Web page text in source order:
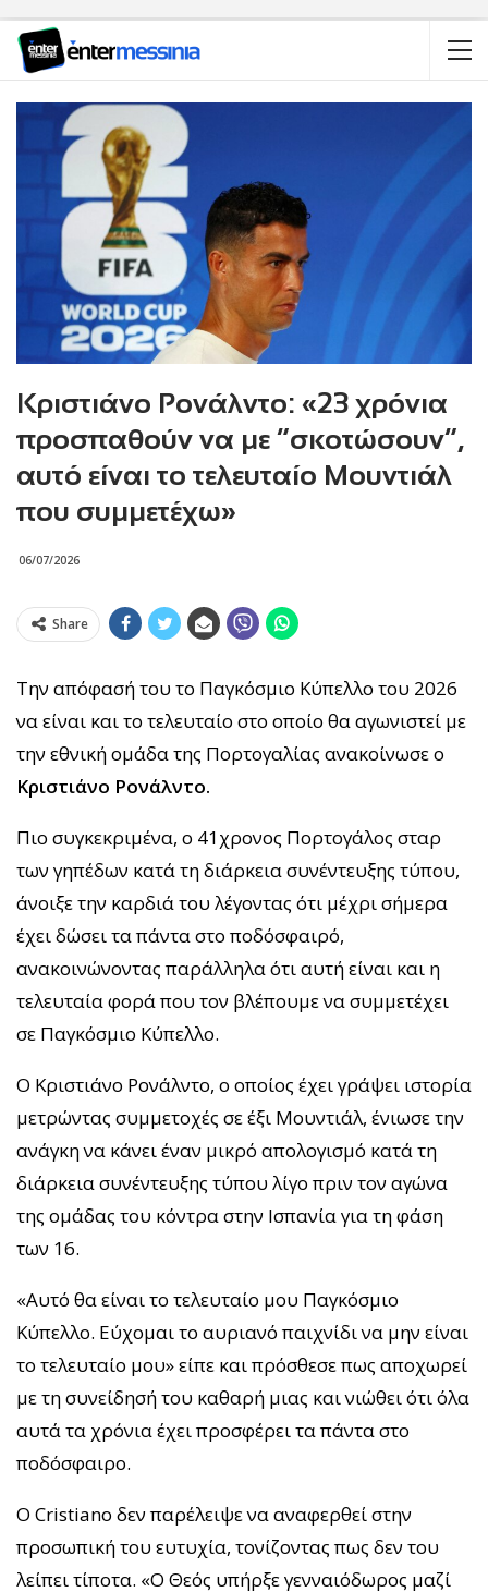
Κριστιάνο Ρονάλντο: «23 χρόνια
προσπαθούν να με “σκοτώσουν”,
αυτό είναι το τελευταίο Μουντιάλ
που συμμετέχω»
06/07/2026
Share
Την απόφασή του το Παγκόσμιο Κύπελλο του 2026
να είναι και το τελευταίο στο οποίο θα αγωνιστεί με
την εθνική ομάδα της Πορτογαλίας ανακοίνωσε ο
Κριστιάνο Ρονάλντο.
Πιο συγκεκριμένα, ο 41χρονος Πορτογάλος σταρ
των γηπέδων κατά τη διάρκεια συνέντευξης τύπου,
άνοιξε την καρδιά του λέγοντας ότι μέχρι σήμερα
έχει δώσει τα πάντα στο ποδόσφαιρό,
ανακοινώνοντας παράλληλα ότι αυτή είναι και η
τελευταία φορά που τον βλέπουμε να συμμετέχει
σε Παγκόσμιο Κύπελλο.
Ο Κριστιάνο Ρονάλντο, ο οποίος έχει γράψει ιστορία
μετρώντας συμμετοχές σε έξι Μουντιάλ, ένιωσε την
ανάγκη να κάνει έναν μικρό απολογισμό κατά τη
διάρκεια συνέντευξης τύπου λίγο πριν τον αγώνα
της ομάδας του κόντρα στην Ισπανία για τη φάση
των 16.
«Αυτό θα είναι το τελευταίο μου Παγκόσμιο
Κύπελλο. Εύχομαι το αυριανό παιχνίδι να μην είναι
το τελευταίο μου» είπε και πρόσθεσε πως αποχωρεί
με τη συνείδησή του καθαρή μιας και νιώθει ότι όλα
αυτά τα χρόνια έχει προσφέρει τα πάντα στο
ποδόσφαιρο.
Ο Cristiano δεν παρέλειψε να αναφερθεί στην
προσωπική του ευτυχία, τονίζοντας πως δεν του
λείπει τίποτα. «Ο Θεός υπήρξε γενναιόδωρος μαζί